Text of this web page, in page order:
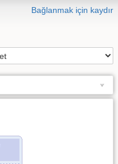
Bağlanmak için kaydır